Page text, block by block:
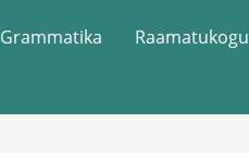
Grammatika Raamatukogu